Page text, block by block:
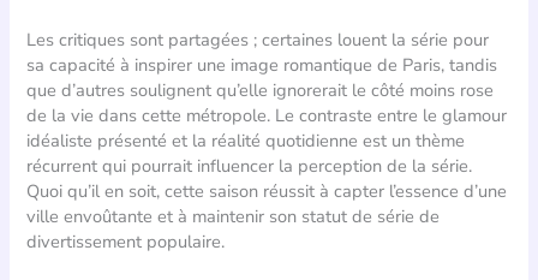
Les critiques sont partagées ; certaines louent la série pour
sa capacité à inspirer une image romantique de Paris, tandis
que d’autres soulignent qu’elle ignorerait le côté moins rose
de la vie dans cette métropole. Le contraste entre le glamour
idéaliste présenté et la réalité quotidienne est un thème
récurrent qui pourrait influencer la perception de la série.
Quoi qu’il en soit, cette saison réussit à capter l’essence d’une
ville envoûtante et à maintenir son statut de série de
divertissement populaire.